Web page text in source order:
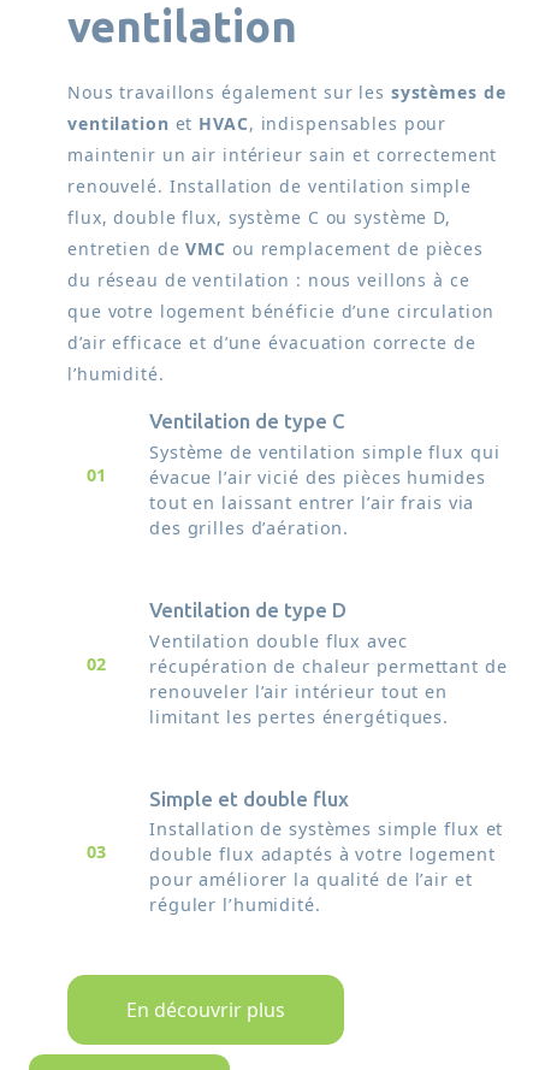
ventilation
Nous travaillons également sur les systèmes de
ventilation et HVAC, indispensables pour
maintenir un air intérieur sain et correctement
renouvelé. Installation de ventilation simple
flux, double flux, système C ou système D,
entretien deVMC ou remplacement de pièces
du réseau de ventilation : nous veillons à ce
que votre logement bénéficie d’une circulation
d’air efficace et d’une évacuation correcte de
l’humidité.
01
Ventilation de type C
Système de ventilation simple flux qui
évacue l’air vicié des pièces humides
tout en laissant entrer l’air frais via
des grilles d’aération.
02
Ventilation de type D
Ventilation double flux avec
récupération de chaleur permettant de
renouveler l’air intérieur tout en
limitant les pertes énergétiques.
03
Simple et double flux
Installation de systèmes simple flux et
double flux adaptés à votre logement
pour améliorer la qualité de l’air et
réguler l’humidité.
En découvrir plus